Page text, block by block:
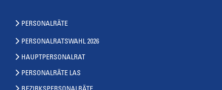
PERSONALRÄTE
PERSONALRATSWAHL 2026
HAUPTPERSONALRAT
PERSONALRÄTE LAS